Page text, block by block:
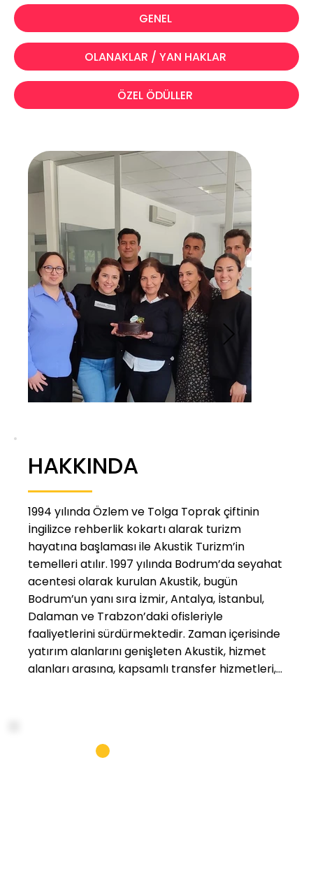
GENEL
OLANAKLAR / YAN HAKLAR
ÖZEL ÖDÜLLER
HAKKINDA
1994 yılında Özlem ve Tolga Toprak çiftinin
İngilizce rehberlik kokartı alarak turizm
hayatına başlaması ile Akustik Turizm’in
temelleri atılır. 1997 yılında Bodrum’da seyahat
acentesi olarak kurulan Akustik, bugün
Bodrum’un yanı sıra İzmir, Antalya, İstanbul,
Dalaman ve Trabzon’daki ofisleriyle
faaliyetlerini sürdürmektedir. Zaman içerisinde
yatırım alanlarını genişleten Akustik, hizmet
alanları arasına, kapsamlı transfer hizmetleri,
verdiği firmaların ihtiyaç duyduğu her